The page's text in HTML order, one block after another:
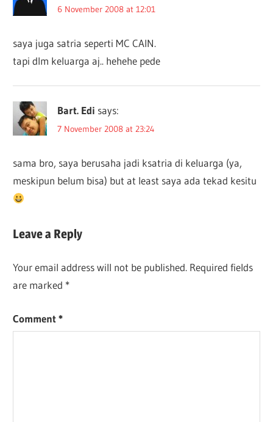
6 November 2008 at 12:01
saya juga satria seperti MC CAIN.
tapi dlm keluarga aj.. hehehe pede
Bart. Edi says:
7 November 2008 at 23:24
sama bro, saya berusaha jadi ksatria di keluarga (ya,
meskipun belum bisa) but at least saya ada tekad kesitu
Leave a Reply
Your email address will not be published. Required fields
are marked *
Comment*